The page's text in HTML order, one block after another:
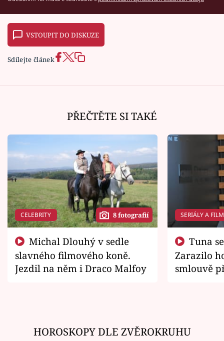
VSTOUPIT DO DISKUZE
Sdílejte článek
PŘEČTĚTE SI TAKÉ
CELEBRITY 8 fotografií
slavného filmového koně.
Jezdil na něm i Draco Malfoy
SERIÁLY A
Zarazilo
smlouvě
HOROSKOPY DLE ZVĚROKRUHU